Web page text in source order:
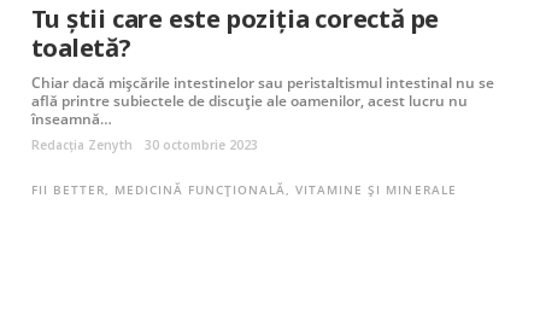
Tu știi care este poziția corectă pe
toaletă?
Chiar dacă mișcările intestinelor sau peristaltismul intestinal nu se
află printre subiectele de discuție ale oamenilor, acest lucru nu
înseamnă…
Redacția Zenyth 30 octombrie 2023
FII BETTER, MEDICINĂ FUNCȚIONALĂ,VITAMINE ȘI MINERALE